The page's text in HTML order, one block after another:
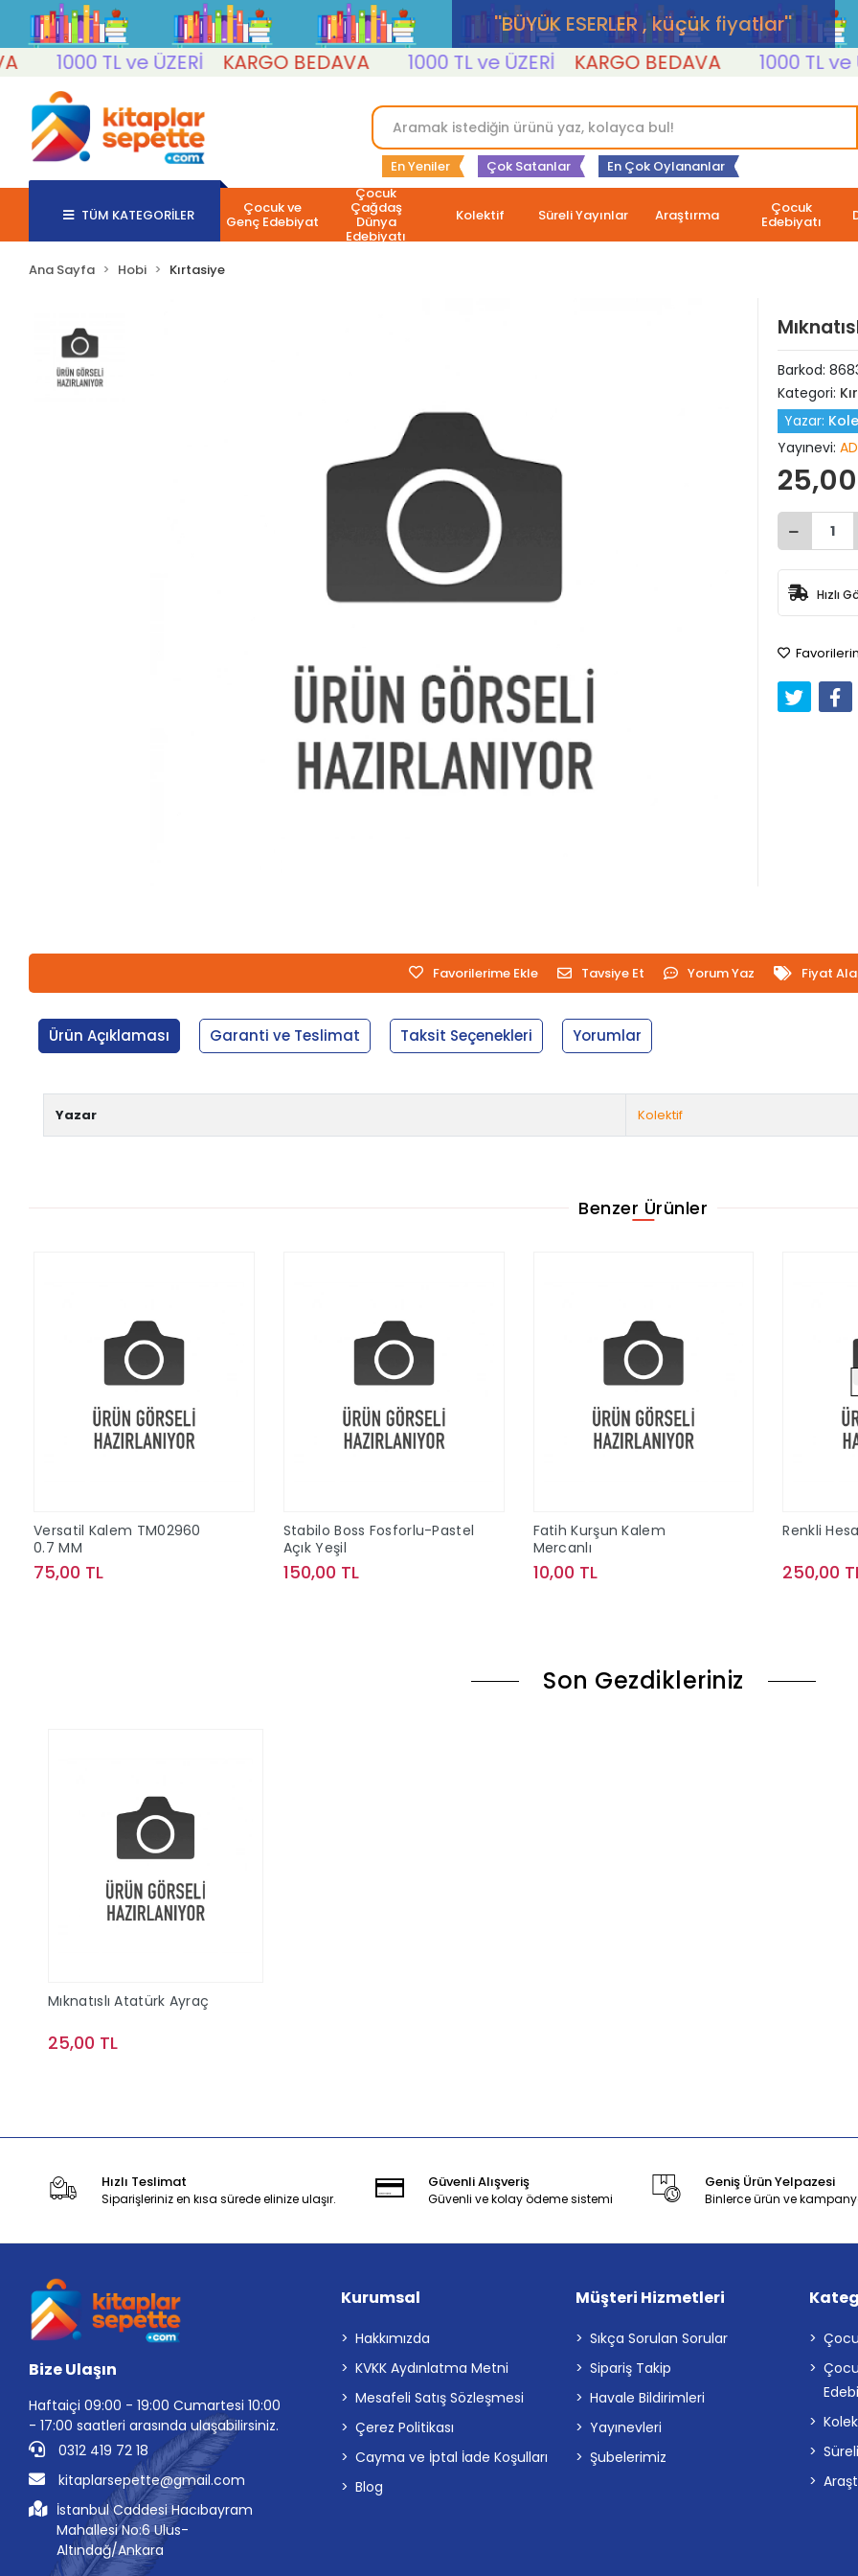
''BÜYÜK ESERLER , küçük fiyatlar''
1000 TL ve ÜZERİ
KARGO BEDAVA 1000 TL ve ÜZERİ KARGO BEDAVA 1000 TL ve
En Yeniler Çok Satanlar En Çok Oylananlar
TÜM KATEGORİLER Çocuk ve
Genç Edebiyat
Çocuk
Çağdaş
Dünya
Edebiyatı
Kolektif Süreli Yayınlar Araştırma Çocuk
Edebiyatı
Ana Sayfa Hobi Kırtasiye
Barkod:
Kategori:
Yazar:
Yayınevi:
Hızlı
Favorilerime Ekle Tavsiye Et Yorum Yaz Fiyat
Ürün Açıklaması Garanti ve Teslimat Taksit Seçenekleri Yorumlar
Yazar Kolektif
Benzer Ürünler
Versatil Kalem TM02960
0.7 MM
75,00 TL
Stabilo Boss Fosforlu-Pastel
Açık Yeşil
150,00 TL
Fatih Kurşun Kalem
Mercanlı
10,00 TL
Renkli
250,00
Son Gezdikleriniz
Mıknatıslı Atatürk Ayraç
25,00 TL
Hızlı Teslimat
Siparişleriniz en kısa sürede elinize ulaşır.
Güvenli Alışveriş
Güvenli ve kolay ödeme sistemi
Geniş Ürün Yelpazesi
Binlerce ürün ve
Bize Ulaşın
Haftaiçi 09:00 - 19:00 Cumartesi 10:00
- 17:00 saatleri arasında ulaşabilirsiniz.
0312 419 72 18
kitaplarsepette@gmail.com
İstanbul Caddesi Hacıbayram
Mahallesi No:6 Ulus-
Altındağ/Ankara
Kurumsal
Hakkımızda
KVKK Aydınlatma Metni
Mesafeli Satış Sözleşmesi
Çerez Politikası
Cayma ve İptal İade Koşulları
Blog
Müşteri Hizmetleri
Sıkça Sorulan Sorular
Sipariş Takip
Havale Bildirimleri
Yayınevleri
Şubelerimiz